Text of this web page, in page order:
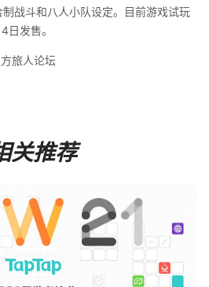
战斗和八人小队设定。目前游戏试玩
日发售。
旅人论坛
关推荐